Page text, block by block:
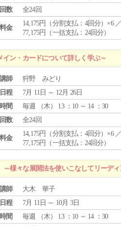
回数
全24回
料金
14,175円（分割支払：4回分）×6
77,175円（一括支払：24回分）
ン・カードについて詳しく学ぶ～
講師
狩野 みどり
日程
7月 11日 ～ 12月 26日
時間
毎週 （木） 13 ：10 ～ 14 ：30
回数
全24回
料金
14,175円（分割支払：4回分）×6
77,175円（一括支払：24回分）
様々な展開法を使いこなしてリーディ
講師
大木 華子
日程
7月 11日 ～ 10月 3日
時間
毎週 （木） 13 ：10 ～ 14 ：30